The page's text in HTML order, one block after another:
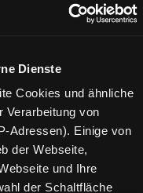
Dienste
Cookies und ähnliche
Verarbeitung von
Adressen). Einige von
der Webseite,
und Ihre
der Schaltfläche